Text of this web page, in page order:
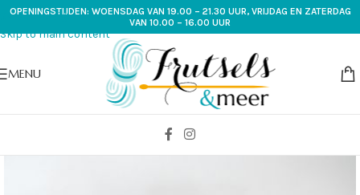
Skip to navigation
Skip to main content
OPENINGSTIJDEN: WOENSDAG VAN 19.00 – 21.30 UUR, VRIJDAG EN ZATERDAG
VAN 10.00 – 16.00 UUR
MENU